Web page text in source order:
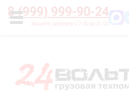
8 (999) 999-90-24
Главная О нас Цены